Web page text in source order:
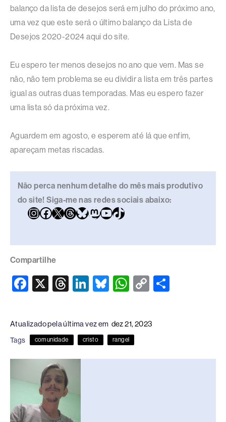
balanço da lista de desejos será em julho do próximo ano,
uma vez que este será o último balanço da Lista de
Desejos 2020-2024 aqui do site.
Eu espero ter menos desejos no ano que vem. Mas se
não, não tem problema se eu dividir a lista em três partes
igual as outras duas temporadas. Mas eu espero fazer
uma lista só da próxima vez.
Aguardem em agosto, e esperem até lá que enfim,
apareçam metas riscadas.
Não perca nenhum detalhe do mês mais produtivo
do site! Siga-me nas redes sociais abaixo:
Compartilhe
F
e
b
o
o
X
T
a
d
s
Li
e
dI
n
Bl
sk
y
W
s
A
p
C
y
n
Atualizado pela última vez em dez 21, 2023
Tags comunidade cristo rangel